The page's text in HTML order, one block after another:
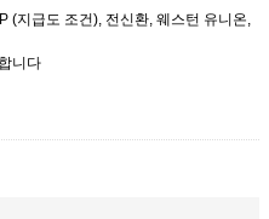
(지급도 조건), 전신환, 웨스턴 유니온,
니다